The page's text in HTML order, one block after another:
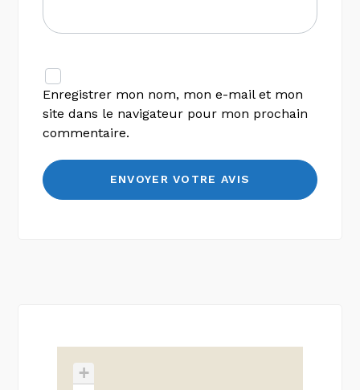
Enregistrer mon nom, mon e-mail et mon
site dans le navigateur pour mon prochain
commentaire.
+